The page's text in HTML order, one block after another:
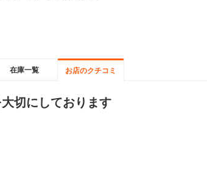
在庫一覧 お店のクチコミ
切にしております